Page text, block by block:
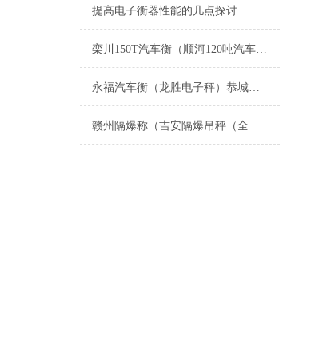
提高电子衡器性能的几点探讨
栾川150T汽车衡（顺河120吨汽车磅）上街50T地磅）硚口汽车衡维修
永福汽车衡（龙胜电子秤）恭城防爆秤）梧州便携式地磅维修
赣州隔爆称（吉安隔爆吊秤（全南隔爆磅称）吉水隔爆桌称）新干隔爆地磅维修